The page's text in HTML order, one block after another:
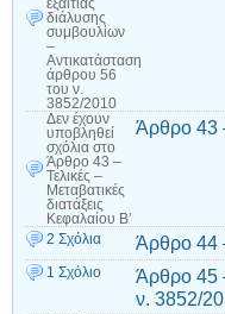
εξαιτίας
διάλυσης
συμβουλίων
–
Αντικατάσταση
άρθρου 56
του ν.
3852/2010
Δεν έχουν
υποβληθεί
σχόλια στο
Άρθρο 43 –
Τελικές –
Μεταβατικές
διατάξεις
Κεφαλαίου Β’
Άρθρο 43
2 Σχόλια Άρθρο 44
1 Σχόλιο
Άρθρο 45
ν. 3852/